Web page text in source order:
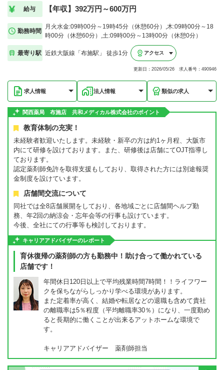
給与 【年収】392万円～600万円
勤務時間
月火水金:09時00分～19時45分（休憩60分）,木:09時00分～18
時00分（休憩60分）,土:09時00分～13時00分（休憩0分）
最寄り駅 近鉄大阪線「布施駅」 徒歩1分 アクセス
更新日：2026/05/26 求人番号：490946
求人情報 法人情報 類似の求人
関西薬局 布施店 共和メディカル株式会社のポイント
教育体制の充実！
未経験者歓迎いたします。未経験・新卒の方は約1ヶ月程、大阪市
内にて研修を設けております。また、研修後は店舗にてOJT指導し
ております。
認定薬剤師免許を取得支援もしており、取得された方には別途報奨
金制度を設けています。
店舗間交流について
同社では全8店舗展開をしており、各地域ごとに店舗間ヘルプ勤
務、年2回の納涼会・忘年会等の行事も設けています。
今後、全社にての行事等も検討しております。
キャリアアドバイザーのレポート
育休復帰の薬剤師の方も勤務中！助け合って働かれている
店舗です！
年間休日120日以上で平均残業時間7時間！！ライフワー
クを保ちながらしっかり学べる環境があります。
また定着率が高く、結婚や転居などの退職も含めて貴社
の離職率は5％程度（平均離職率30％）になり、一度勤め
ると長期的に働くことが出来るアットホームな環境で
す。
キャリアアドバイザー 薬剤師担当